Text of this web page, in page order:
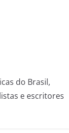
do Brasil,
e escritores